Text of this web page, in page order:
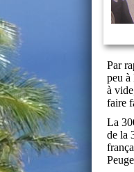
Par
peu à
à
faire
La
de la